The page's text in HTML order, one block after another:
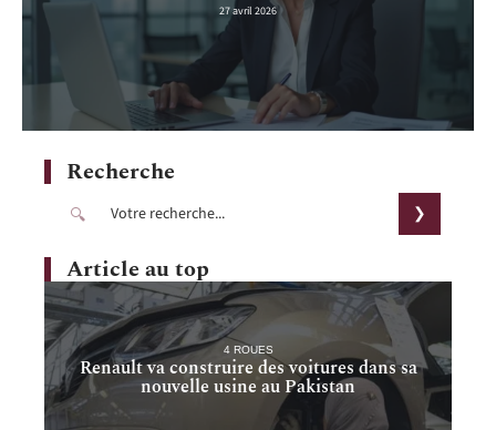
27 avril 2026
Recherche
Article au top
4 ROUES
Renault va construire des voitures dans sa
nouvelle usine au Pakistan